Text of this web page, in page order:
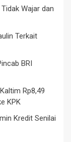
Wajar dan
Terkait
BRI
Rp8,49
KPK
Kredit Senilai